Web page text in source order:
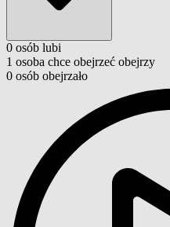
0 osób lubi
1 osoba chce obejrzeć obejrzy
0 osób obejrzało